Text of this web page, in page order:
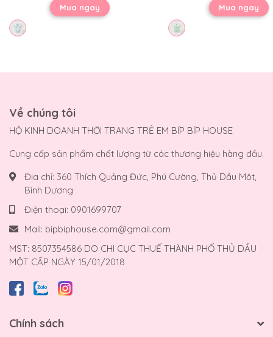
Mua ngay
Mua ngay
Về chúng tôi
HỘ KINH DOANH THỜI TRANG TRẺ EM BÍP BÍP HOUSE
Cung cấp sản phẩm chất lượng từ các thương hiệu hàng đầu.
Địa chỉ: 360 Thích Quảng Đức, Phú Cường, Thủ Dầu Một,
Bình Dương
Điện thoại: 0901699707
Mail: bipbiphouse.com@gmail.com
MST: 8507354586 DO CHI CỤC THUẾ THÀNH PHỐ THỦ DẦU
MỘT CẤP NGÀY 15/01/2018
Chính sách